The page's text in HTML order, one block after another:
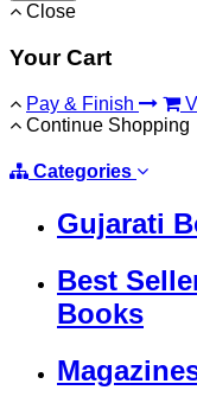
Close
Your Cart
Pay & Finish
Continue Shopping
Categories
Gujarati
Best
Books